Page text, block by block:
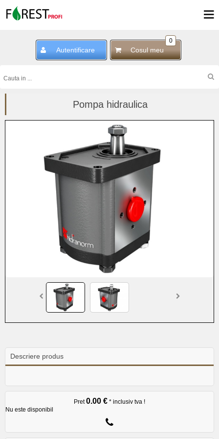
Autentificare
0
Cosul meu
Pompa hidraulica
Descriere produs
Pret0.00 € * inclusiv tva !
Nu este disponibil